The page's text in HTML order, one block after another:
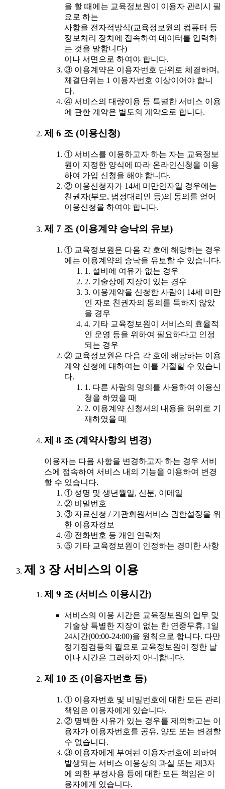
을 할 때에는 교육정보원이 이용자 관리시 필
요로 하는
사항을 전자적방식(교육정보원의 컴퓨터 등
정보처리 장치에 접속하여 데이터를 입력하
는 것을 말합니다)
이나 서면으로 하여야 합니다.
③ 이용계약은 이용자번호 단위로 체결하며,
체결단위는 1 이용자번호 이상이어야 합니
다.
④ 서비스의 대량이용 등 특별한 서비스 이용
에 관한 계약은 별도의 계약으로 합니다.
제 6 조 (이용신청)
① 서비스를 이용하고자 하는 자는 교육정보
원이 지정한 양식에 따라 온라인신청을 이용
하여 가입 신청을 해야 합니다.
② 이용신청자가 14세 미만인자일 경우에는
친권자(부모, 법정대리인 등)의 동의를 얻어
이용신청을 하여야 합니다.
제 7 조 (이용계약 승낙의 유보)
① 교육정보원은 다음 각 호에 해당하는 경우
에는 이용계약의 승낙을 유보할 수 있습니다.
1. 설비에 여유가 없는 경우
2. 기술상에 지장이 있는 경우
3. 이용계약을 신청한 사람이 14세 미만
인 자로 친권자의 동의를 득하지 않았
을 경우
4. 기타 교육정보원이 서비스의 효율적
인 운영 등을 위하여 필요하다고 인정
되는 경우
② 교육정보원은 다음 각 호에 해당하는 이용
계약 신청에 대하여는 이를 거절할 수 있습니
다.
1. 다른 사람의 명의를 사용하여 이용신
청을 하였을 때
2. 이용계약 신청서의 내용을 허위로 기
재하였을 때
제 8 조 (계약사항의 변경)
이용자는 다음 사항을 변경하고자 하는 경우 서비
스에 접속하여 서비스 내의 기능을 이용하여 변경
할 수 있습니다.
① 성명 및 생년월일, 신분, 이메일
② 비밀번호
③ 자료신청 / 기관회원서비스 권한설정을 위
한 이용자정보
④ 전화번호 등 개인 연락처
⑤ 기타 교육정보원이 인정하는 경미한 사항
제 3 장 서비스의 이용
제 9 조 (서비스 이용시간)
서비스의 이용 시간은 교육정보원의 업무 및
기술상 특별한 지장이 없는 한 연중무휴, 1일
24시간(00:00-24:00)을 원칙으로 합니다. 다만
정기점검등의 필요로 교육정보원이 정한 날
이나 시간은 그러하지 아니합니다.
제 10 조 (이용자번호 등)
① 이용자번호 및 비밀번호에 대한 모든 관리
책임은 이용자에게 있습니다.
② 명백한 사유가 있는 경우를 제외하고는 이
용자가 이용자번호를 공유, 양도 또는 변경할
수 없습니다.
③ 이용자에게 부여된 이용자번호에 의하여
발생되는 서비스 이용상의 과실 또는 제3자
에 의한 부정사용 등에 대한 모든 책임은 이
용자에게 있습니다.